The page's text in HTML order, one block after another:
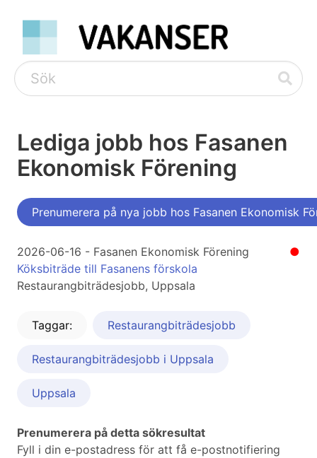
Lediga jobb hos Fasanen
Ekonomisk Förening
Prenumerera på nya jobb hos Fasanen Ekonomisk
●
2026-06-16 - Fasanen Ekonomisk Förening
Köksbiträde till Fasanens förskola
Restaurangbiträdesjobb, Uppsala
Taggar: Restaurangbiträdesjobb
Restaurangbiträdesjobb i Uppsala
Uppsala
Prenumerera på detta sökresultat
Fyll i din e-postadress för att få e-postnotifiering